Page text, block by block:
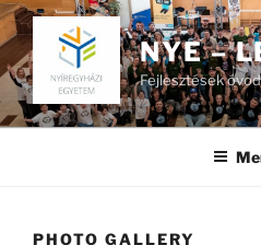
Tartalomhoz
NYE –
Fejlesztések
PHOTO GALLERY